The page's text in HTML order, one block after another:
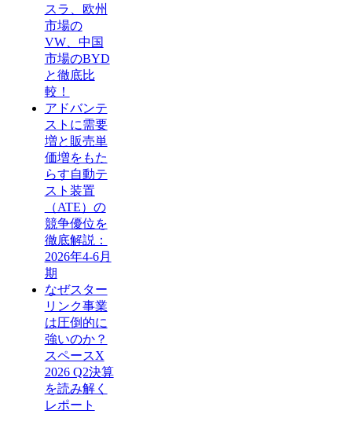
スラ、欧州
市場の
VW、中国
市場のBYD
と徹底比
較！
アドバンテ
ストに需要
増と販売単
価増をもた
らす自動テ
スト装置
（ATE）の
競争優位を
徹底解説：
2026年4-6月
期
なぜスター
リンク事業
は圧倒的に
強いのか？
スペースX
2026 Q2決算
を読み解く
レポート